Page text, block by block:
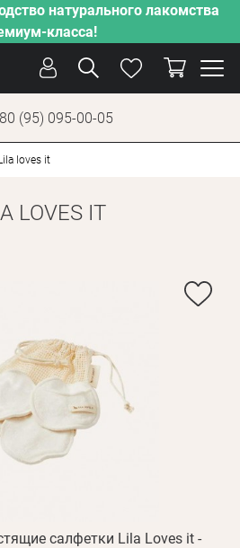
натурального лакомства
класса!
(95) 095-00-05
СОБАКИ
АКЦИИ
КОМПАНИИ
БЛОГ
и доставка
loves it
LOVES IT
салфетки Lila Loves it -